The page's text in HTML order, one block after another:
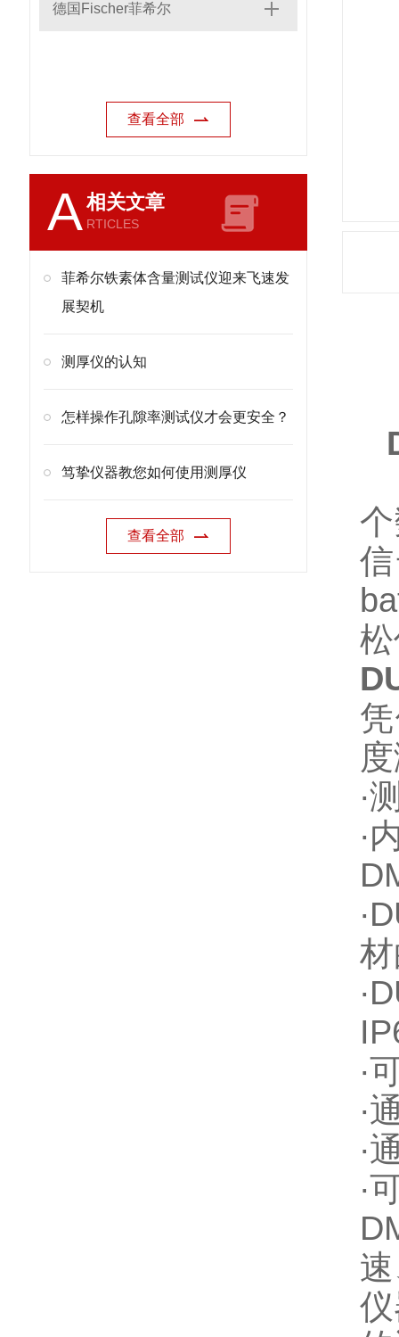
德国Fischer菲希尔
查看全部
A相关文章
RTICLES
菲希尔铁素体含量测试仪迎来飞速发
展契机
测厚仪的认知
怎样操作孔隙率测试仪才会更安全？
笃挚仪器教您如何使用测厚仪
查看全部
∙
∙
∙
∙
∙
∙
∙